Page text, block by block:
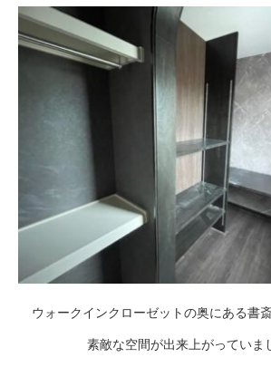
ウォークインクローゼットの奥にある書
素敵な空間が出来上がっていま